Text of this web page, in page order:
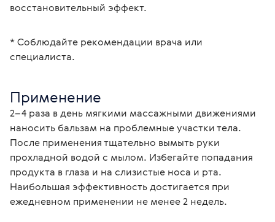
восстановительный эффект.
* Соблюдайте рекомендации врача или
специалиста.
Применение
2–4 раза в день мягкими массажными движениями
наносить бальзам на проблемные участки тела.
После применения тщательно вымыть руки
прохладной водой с мылом. Избегайте попадания
продукта в глаза и на слизистые носа и рта.
Наибольшая эффективность достигается при
ежедневном применении не менее 2 недель.